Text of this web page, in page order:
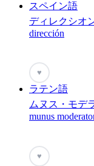
スペイン語
ディレクシオ
dirección
♥
ラテン語
ムヌス・モデ
munus
♥